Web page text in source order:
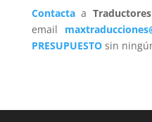
Contactaa
email
PRESUPUESTOsin